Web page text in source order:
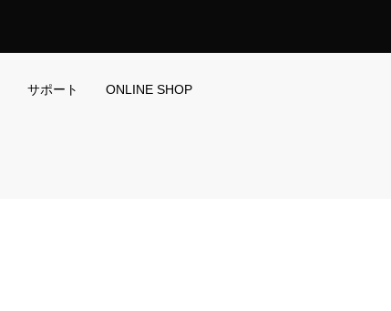
サポート ONLINE SHOP